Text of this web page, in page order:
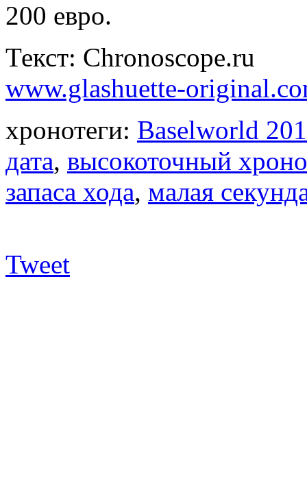
200 евро.
Текст: Chronoscope.ru
www.glashuette-
хронотеги: Baselworld
дата, высокоточный
запаса хода, малая
Tweet